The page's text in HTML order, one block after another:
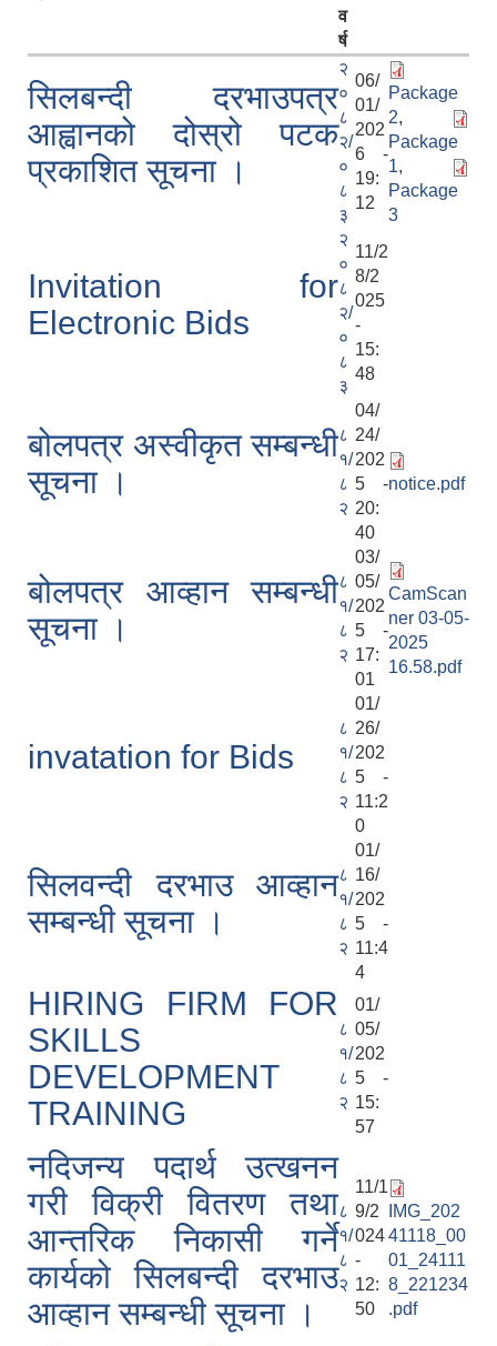
व
र्ष
सिलबन्दी दरभाउपत्र
आह्वानको दोस्रो पटक
प्रकाशित सूचना ।
२
०
८
२/
०
८
३
06/
01/
202
6 -
19:
12
Package
2,
Package
1,
Package
3
Invitation for
Electronic Bids
२
०
८
२/
०
८
३
11/2
8/2
025
-
15:
48
बोलपत्र अस्वीकृत सम्बन्धी
सूचना ।
८
१/
८
२
04/
24/
202
5 -
20:
40
notice.pdf
बोलपत्र आव्हान सम्बन्धी
सूचना ।
८
१/
८
२
03/
05/
202
5 -
17:
01
CamScan
ner 03-05-
2025
16.58.pdf
invatation for Bids
८
१/
८
२
01/
26/
202
5 -
11:2
0
सिलवन्दी दरभाउ आव्हान
सम्बन्धी सूचना ।
८
१/
८
२
01/
16/
202
5 -
11:4
4
HIRING FIRM FOR
SKILLS
DEVELOPMENT
TRAINING
८
१/
८
२
01/
05/
202
5 -
15:
57
नदिजन्य पदार्थ उत्खनन
गरी विक्री वितरण तथा
आन्तरिक निकासी गर्ने
कार्यको सिलबन्दी दरभाउ
आव्हान सम्बन्धी सूचना ।
८
१/
८
२
11/1
9/2
024
-
12:
50
IMG_202
41118_00
01_24111
8_221234
.pdf